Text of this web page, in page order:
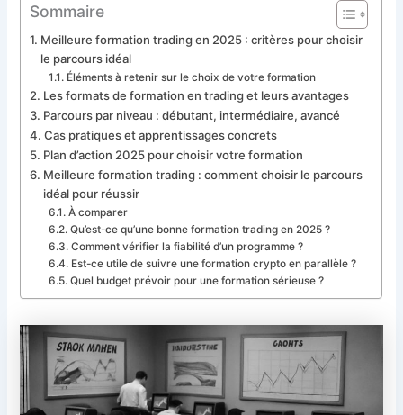
Sommaire
Meilleure formation trading en 2025 : critères pour choisir
le parcours idéal
Éléments à retenir sur le choix de votre formation
Les formats de formation en trading et leurs avantages
Parcours par niveau : débutant, intermédiaire, avancé
Cas pratiques et apprentissages concrets
Plan d’action 2025 pour choisir votre formation
Meilleure formation trading : comment choisir le parcours
idéal pour réussir
À comparer
Qu’est-ce qu’une bonne formation trading en 2025 ?
Comment vérifier la fiabilité d’un programme ?
Est-ce utile de suivre une formation crypto en parallèle ?
Quel budget prévoir pour une formation sérieuse ?